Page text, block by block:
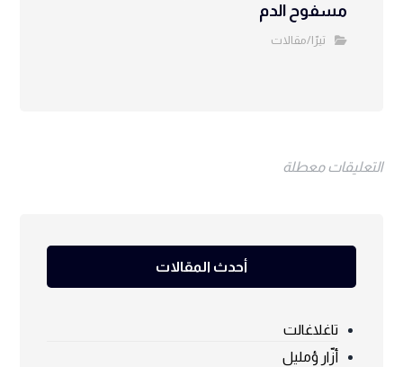
مسفوح الدم
تيرّا/مقالات
التعليقات معطلة
أحدث المقالات
تاغلاغالت
أزّار ؤمليل